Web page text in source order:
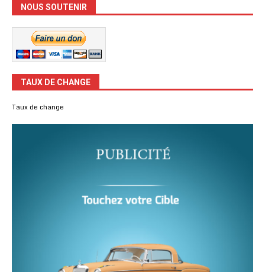
NOUS SOUTENIR
TAUX DE CHANGE
Taux de change